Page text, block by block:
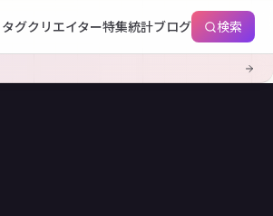
タグクリエイター特集統計ブログ 検索